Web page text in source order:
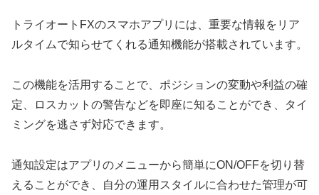
トライオートFXのスマホアプリには、重要な情報をリア
ルタイムで知らせてくれる通知機能が搭載されています。
この機能を活用することで、ポジションの変動や利益の確
定、ロスカットの警告などを即座に知ることができ、タイ
ミングを逃さず対応できます。
通知設定はアプリのメニューから簡単にON/OFFを切り替
えることができ、自分の運用スタイルに合わせた管理が可